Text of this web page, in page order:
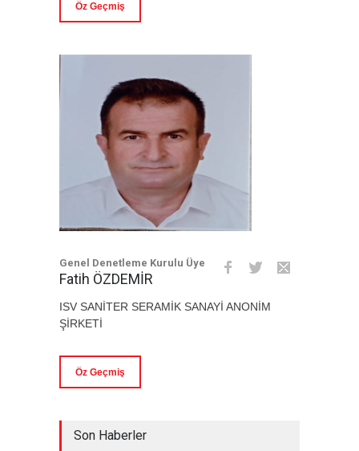
Öz Geçmiş
Genel Denetleme Kurulu Üye
Fatih ÖZDEMİR
ISV SANİTER SERAMİK SANAYİ ANONİM
ŞİRKETİ
Öz Geçmiş
Son Haberler